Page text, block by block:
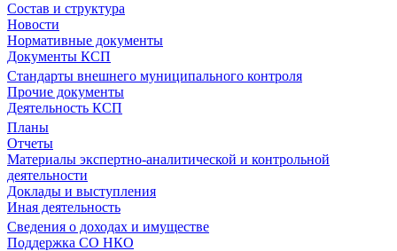
Состав и структура
Новости
Нормативные документы
Документы КСП
Стандарты внешнего муниципального контроля
Прочие документы
Деятельность КСП
Планы
Отчеты
Материалы экспертно-аналитической и контрольной
деятельности
Доклады и выступления
Иная деятельность
Сведения о доходах и имуществе
Поддержка СО НКО